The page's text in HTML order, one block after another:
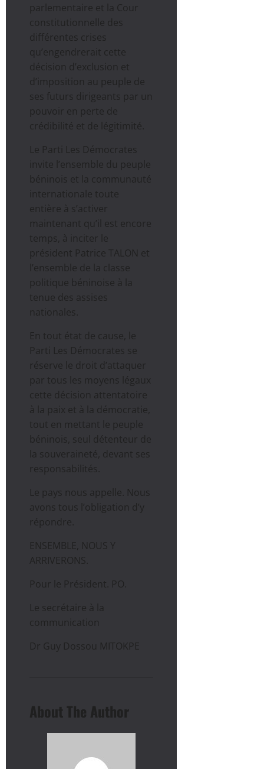
parlementaire et la Cour
constitutionnelle des
différentes crises
qu’engendrerait cette
décision d’exclusion et
d’imposition au peuple de
ses futurs dirigeants par un
pouvoir en perte de
crédibilité et de légitimité.
Le Parti Les Démocrates
invite l’ensemble du peuple
béninois et la communauté
internationale toute
entière à s’activer
maintenant qu’il est encore
temps, à inciter le
président Patrice TALON et
l’ensemble de la classe
politique béninoise à la
tenue des assises
nationales.
En tout état de cause, le
Parti Les Démocrates se
réserve le droit d’attaquer
par tous les moyens légaux
cette décision attentatoire
à la paix et à la démocratie,
tout en mettant le peuple
béninois, seul détenteur de
la souveraineté, devant ses
responsabilités.
Le pays nous appelle. Nous
avons tous l’obligation d’y
répondre.
ENSEMBLE, NOUS Y
ARRIVERONS.
Pour le Président. PO.
Le secrétaire à la
communication
Dr Guy Dossou MITOKPE
About The Author